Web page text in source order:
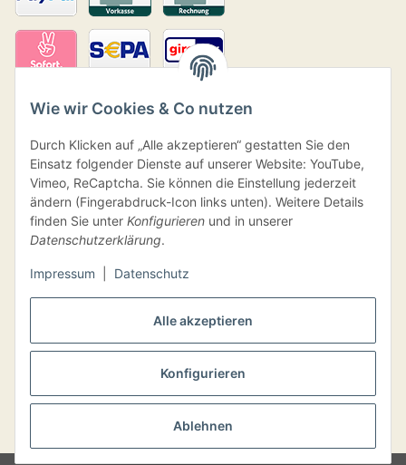
Alle akzeptieren
Konfigurieren
Ablehnen
Wie wir Cookies & Co nutzen
Durch Klicken auf „Alle akzeptieren“ gestatten Sie den
Einsatz folgender Dienste auf unserer Website: YouTube,
Vimeo, ReCaptcha. Sie können die Einstellung jederzeit
ändern (Fingerabdruck-Icon links unten). Weitere Details
finden Sie unter Konfigurieren und in unserer
Datenschutzerklärung.
Impressum Datenschutz
Versand
VERTRAG WIDERRUFEN
* Alle Preise inkl. gesetzlicher USt., inkl.Versand